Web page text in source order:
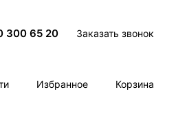
300 65 20 Заказать звонок
Избранное Корзина